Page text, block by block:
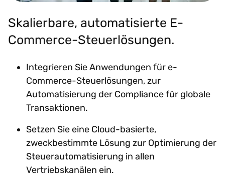
Skalierbare, automatisierte E-
Commerce-Steuerlösungen.
Integrieren Sie Anwendungen für e-
Commerce-Steuerlösungen, zur
Automatisierung der Compliance für globale
Transaktionen.
Setzen Sie eine Cloud-basierte,
zweckbestimmte Lösung zur Optimierung der
Steuerautomatisierung in allen
Vertriebskanälen ein.